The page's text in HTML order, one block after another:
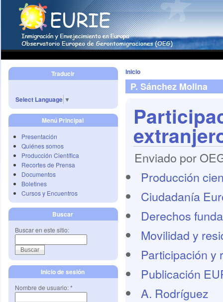
Traducir
Select Language ▼
Menú Principal
Presentación
Quiénes somos
Producción Científica
Recortes de Prensa
Documentos
Boletines
Cursos y Encuentros
Buscar
Buscar en este sitio:
Inicio de sesión
Nombre de usuario:*
Inicio
P. Sánchez Molina
Enviado por
Producción
Ciudadanía
Derechos
Movilidad y
Participación y
Publicación
A. Rodríguez